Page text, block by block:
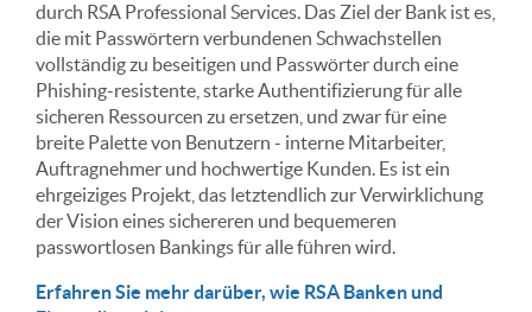
durch RSA Professional Services. Das Ziel der Bank ist es,
die mit Passwörtern verbundenen Schwachstellen
vollständig zu beseitigen und Passwörter durch eine
Phishing-resistente, starke Authentifizierung für alle
sicheren Ressourcen zu ersetzen, und zwar für eine
breite Palette von Benutzern - interne Mitarbeiter,
Auftragnehmer und hochwertige Kunden. Es ist ein
ehrgeiziges Projekt, das letztendlich zur Verwirklichung
der Vision eines sichereren und bequemeren
passwortlosen Bankings für alle führen wird.
Erfahren Sie mehr darüber, wie RSA Banken und